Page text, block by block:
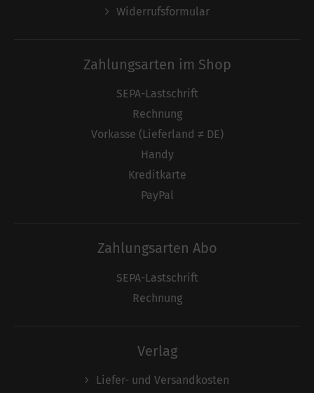
Widerrufsformular
Zahlungsarten im Shop
SEPA-Lastschrift
Rechnung
Vorkasse (Lieferland ≠ DE)
Handy
Kreditkarte
PayPal
Zahlungsarten Abo
SEPA-Lastschrift
Rechnung
Verlag
Liefer- und Versandkosten